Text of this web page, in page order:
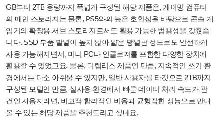
GB부터 2TB 용량까지 폭넓게 구성된 해당 제품은, 게이밍 컴퓨터
의 메인 스토리지는 물론, PS5와의 높은 호환성을 바탕으로 콘솔 게
임기의 확장용 서브 스토리지로서도 활용 가능한 범용성을 갖췄습
니다. SSD 부품 발열이 높지 않아 얇은 방열판 정도로도 안전하게
사용 가능해지면서, 미니 PC나 인클로저를 포함한 다양한 장치에
활용할 수 있었고요. 물론, 디램리스 제품인 만큼, 지속적인 쓰기 환
경에서는 다소 아쉬울 수 있지만, 일반 사용자를 타깃으로 2TB까지
구성된 모델인 만큼, 실사용 환경에서 빠른 데이터 처리 속도가 관
건인 사용자라면, 비교적 합리적인 비용과 균형잡힌 성능으로 만나
볼 수 있는 해당 제품을 추천드리고 싶네요.